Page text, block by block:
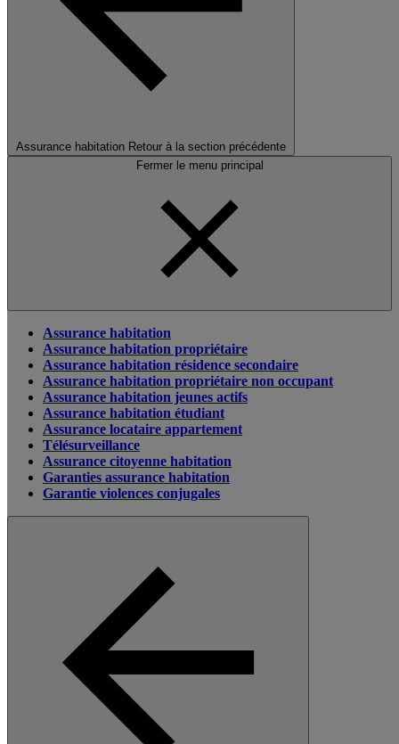
Assurance habitation Retour à la section précédente
Fermer le menu principal
Assurance habitation
Assurance habitation propriétaire
Assurance habitation résidence secondaire
Assurance habitation propriétaire non occupant
Assurance habitation jeunes actifs
Assurance habitation étudiant
Assurance locataire appartement
Télésurveillance
Assurance citoyenne habitation
Garanties assurance habitation
Garantie violences conjugales